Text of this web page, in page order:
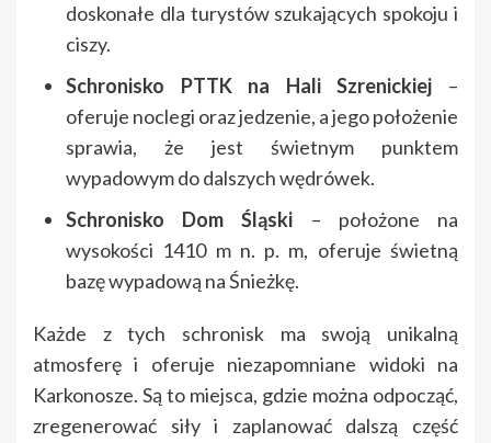
doskonałe dla turystów szukających spokoju i
ciszy.
Schronisko PTTK na Hali Szrenickiej –
oferuje noclegi oraz jedzenie, a jego położenie
sprawia, że jest świetnym punktem
wypadowym do dalszych wędrówek.
Schronisko Dom Śląski – położone na
wysokości 1410 m n. p. m, oferuje świetną
bazę wypadową na Śnieżkę.
Każde z tych schronisk ma swoją unikalną
atmosferę i oferuje niezapomniane widoki na
Karkonosze. Są to miejsca, gdzie można odpocząć,
zregenerować siły i zaplanować dalszą część